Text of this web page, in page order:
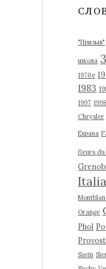
в
"Призыв"
школа
1970е
1983
1997 1998
Chrysler
Espana
fleurs du
Italia
Orange
Phol
Provost
Savin